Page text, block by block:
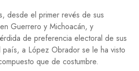
desde el primer revés de sus
Guerrero y Michoacán, y
de preferencia electoral de sus
a López Obrador se le ha visto
que de costumbre.